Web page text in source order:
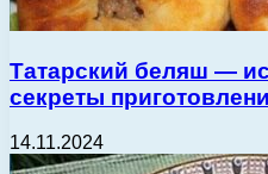
Татарский беляш —
секреты
14.11.2024